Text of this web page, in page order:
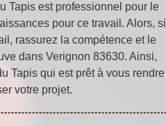
Tapis est professionnel pour le
pour ce travail. Alors, si
rassurez la compétence et le
dans Verignon 83630. Ainsi,
Tapis qui est prêt à vous rendre
votre projet.